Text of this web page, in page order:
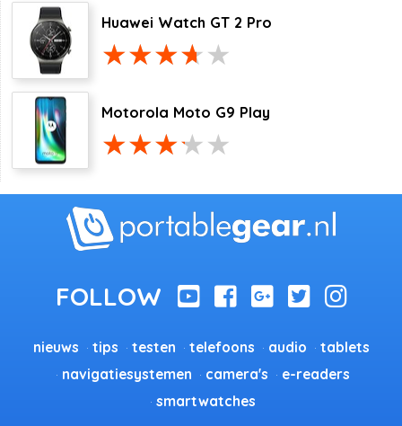
Huawei Watch GT 2 Pro
Motorola Moto G9 Play
nieuws tips testen telefoons audio
tablets
navigatiesystemen
camera's
e-readers
smartwatches